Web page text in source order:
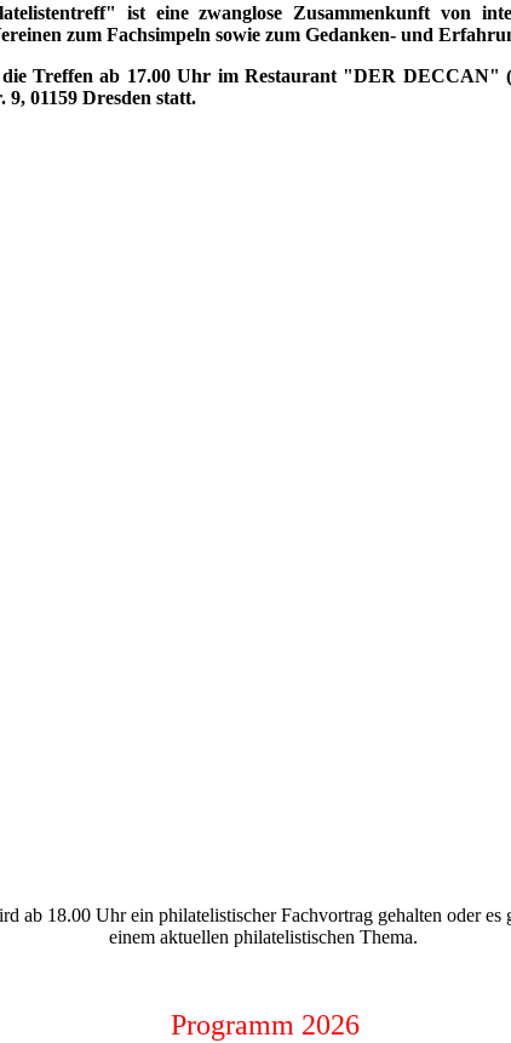
ist eine zwanglose Zusammenkunft von
zum Fachsimpeln sowie zum Gedanken- und
Treffen ab 17.00 Uhr im Restaurant "DER DECCAN"
9, 01159 Dresden statt.
ab 18.00 Uhr ein philatelistischer Fachvortrag gehalten oder es
einem aktuellen philatelistischen Thema.
Programm 2026